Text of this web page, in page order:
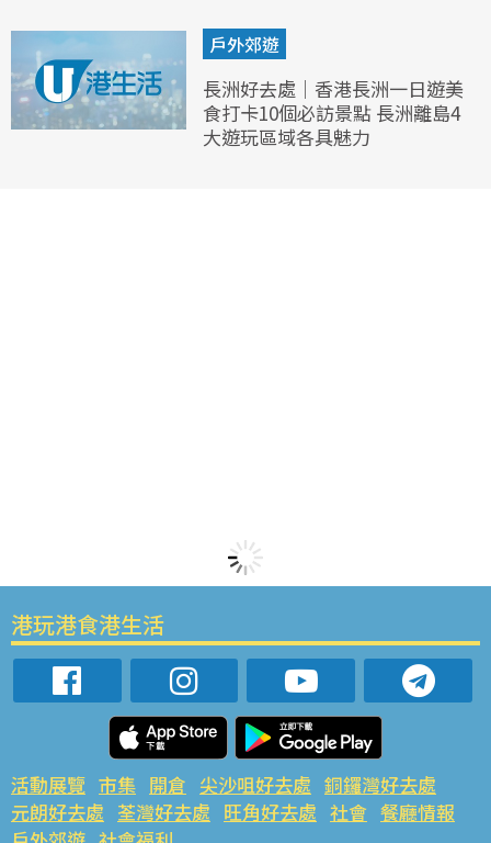
戶外郊遊
長洲好去處｜香港長洲一日遊美
食打卡10個必訪景點 長洲離島4
大遊玩區域各具魅力
港玩港食港生活
活動展覽 市集 開倉 尖沙咀好去處 銅鑼灣好去處
元朗好去處 荃灣好去處 旺角好去處 社會 餐廳情報